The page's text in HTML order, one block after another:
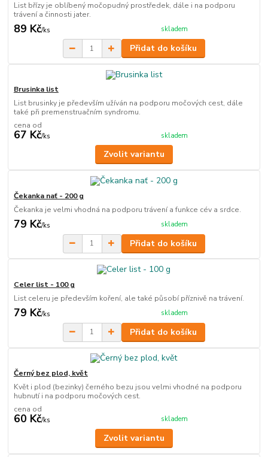
List břízy je oblíbený močopudný prostředek, dále i na podporu
trávení a činnosti jater.
89 Kč/ks skladem
Přidat do košíku
Brusinka list
List brusinky je především užíván na podporu močových cest, dále
také při premenstruačním syndromu.
cena od
67 Kč/ks skladem
Zvolit variantu
Čekanka nať - 200 g
Čekanka je velmi vhodná na podporu trávení a funkce cév a srdce.
79 Kč/ks skladem
Přidat do košíku
Celer list - 100 g
List celeru je především koření, ale také působí příznivě na trávení.
79 Kč/ks skladem
Přidat do košíku
Černý bez plod, květ
Květ i plod (bezinky) černého bezu jsou velmi vhodné na podporu
hubnutí i na podporu močových cest.
cena od
60 Kč/ks skladem
Zvolit variantu